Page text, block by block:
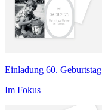
Einladung 60. Geburtstag
Im Fokus